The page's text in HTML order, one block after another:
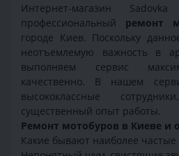
Интернет-магазин
профессиональный ремонт
городе Киев. Поскольку
неотъемлемую важность в
выполняем сервис
качественно. В нашем
высококлассные
существенный опыт работы.
Ремонт мотобуров в Киеве и
Какие бывают наиболее частые